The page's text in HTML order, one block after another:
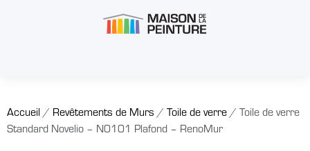
Accueil / Revêtements de Murs / Toile de verre / Toile de verre
Standard Novelio – N0101 Plafond – RenoMur